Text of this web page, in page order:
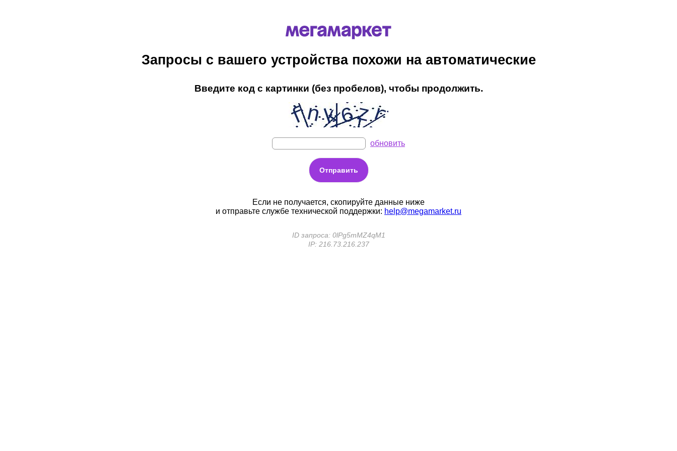
Запросы с вашего устройства похожи на автоматические
Введите код с картинки (без пробелов), чтобы продолжить.
обновить
Если не получается, скопируйте данные ниже
и отправьте службе технической поддержки: help@megamarket.ru
ID запроса: 0lPg5mMZ4qM1
IP: 216.73.216.237